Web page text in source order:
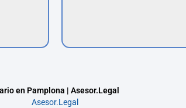
en Pamplona | Asesor.Legal
Asesor.Legal